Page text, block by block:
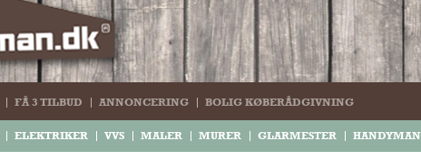
FÅ 3 TILBUD ANNONCERING BOLIG KØBERÅDGIVNING
ELEKTRIKER VVS MALER MURER GLARMESTER HANDYMAN